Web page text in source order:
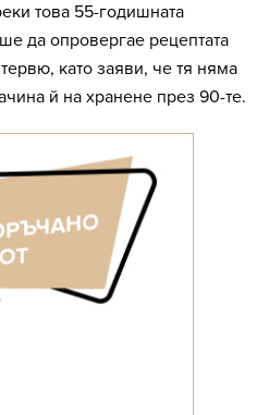
това 55-годишната
да опровергае рецептата
като заяви, че тя няма
й на хранене през 90-те.